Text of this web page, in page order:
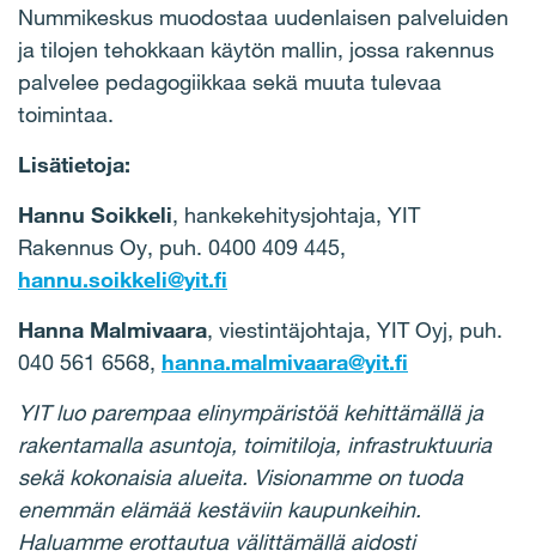
Nummikeskus muodostaa uudenlaisen palveluiden
ja tilojen tehokkaan käytön mallin, jossa rakennus
palvelee pedagogiikkaa sekä muuta tulevaa
toimintaa.
Lisätietoja:
Hannu Soikkeli, hankekehitysjohtaja, YIT
Rakennus Oy, puh. 0400 409 445,
hannu.soikkeli@yit.fi
Hanna Malmivaara, viestintäjohtaja, YIT Oyj, puh.
040 561 6568, hanna.malmivaara@yit.fi
YIT luo parempaa elinympäristöä kehittämällä ja
rakentamalla asuntoja, toimitiloja, infrastruktuuria
sekä kokonaisia alueita. Visionamme on tuoda
enemmän elämää kestäviin kaupunkeihin.
Haluamme erottautua välittämällä aidosti